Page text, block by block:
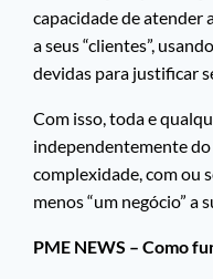
capacidade de atender
a seus “clientes”,
devidas para justificar
Com isso, toda e
independentemente
complexidade, com ou
menos “um negócio” a
PME NEWS – Como